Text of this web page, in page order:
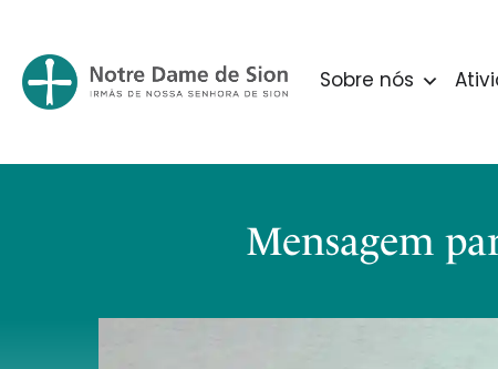
Sobre nós
Mensagem